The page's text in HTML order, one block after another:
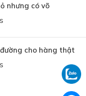
nhưng có võ
cho hàng thật